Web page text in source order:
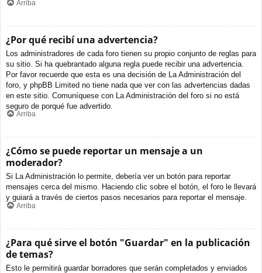
Arriba
¿Por qué recibí una advertencia?
Los administradores de cada foro tienen su propio conjunto de reglas para
su sitio. Si ha quebrantado alguna regla puede recibir una advertencia.
Por favor recuerde que esta es una decisión de La Administración del
foro, y phpBB Limited no tiene nada que ver con las advertencias dadas
en este sitio. Comuníquese con La Administración del foro si no está
seguro de porqué fue advertido.
Arriba
¿Cómo se puede reportar un mensaje a un
moderador?
Si La Administración lo permite, debería ver un botón para reportar
mensajes cerca del mismo. Haciendo clic sobre el botón, el foro le llevará
y guiará a través de ciertos pasos necesarios para reportar el mensaje.
Arriba
¿Para qué sirve el botón "Guardar" en la publicación
de temas?
Esto le permitirá guardar borradores que serán completados y enviados